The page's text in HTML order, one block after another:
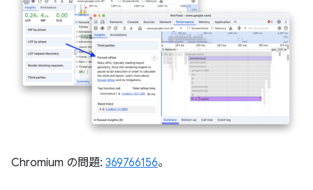
Chromium の問題: 369766156。